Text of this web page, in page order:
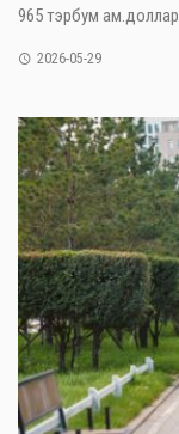
965 тэрбум
2026-05-29